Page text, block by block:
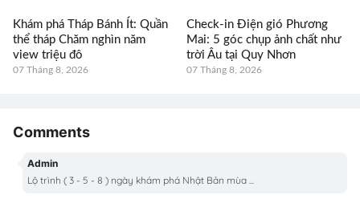
Khám phá Tháp Bánh Ít: Quần
thể tháp Chăm nghìn năm
view triệu đô
07 Tháng 8, 2026
Check-in Điện gió Phương
Mai: 5 góc chụp ảnh chất như
trời Âu tại Quy Nhơn
07 Tháng 8, 2026
Comments
Admin
Lộ trình ( 3 - 5 - 8 ) ngày khám phá Nhật Bản mùa ...